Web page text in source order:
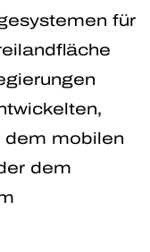
für
dem mobilen
dem